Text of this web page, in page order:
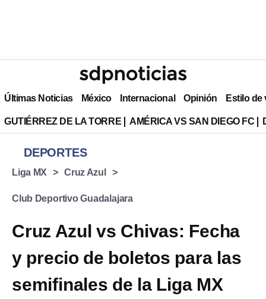
Últimas Noticias México Internacional Opinión Estilo de
GUTIÉRREZ DE LA TORRE AMÉRICA VS SAN DIEGO FC
DEPORTES
Liga MX Cruz Azul
Club Deportivo Guadalajara
Cruz Azul vs Chivas: Fecha
y precio de boletos para las
semifinales de la Liga MX